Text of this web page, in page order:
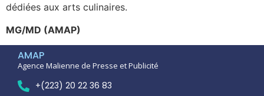
dédiées aux arts culinaires.
MG/MD (AMAP)
AMAP
Agence Malienne de Presse et Publicité
+(223) 20 22 36 83